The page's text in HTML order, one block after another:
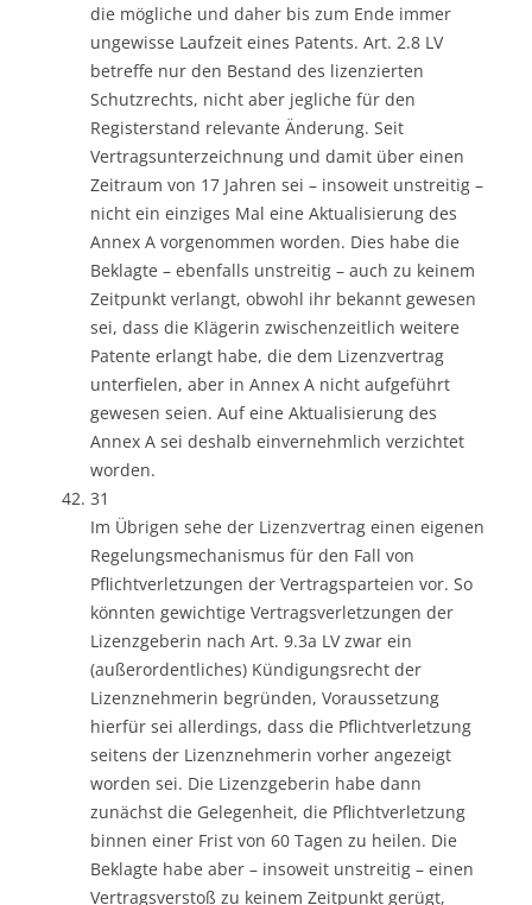
die mögliche und daher bis zum Ende immer
ungewisse Laufzeit eines Patents. Art. 2.8 LV
betreffe nur den Bestand des lizenzierten
Schutzrechts, nicht aber jegliche für den
Registerstand relevante Änderung. Seit
Vertragsunterzeichnung und damit über einen
Zeitraum von 17 Jahren sei – insoweit unstreitig –
nicht ein einziges Mal eine Aktualisierung des
Annex A vorgenommen worden. Dies habe die
Beklagte – ebenfalls unstreitig – auch zu keinem
Zeitpunkt verlangt, obwohl ihr bekannt gewesen
sei, dass die Klägerin zwischenzeitlich weitere
Patente erlangt habe, die dem Lizenzvertrag
unterfielen, aber in Annex A nicht aufgeführt
gewesen seien. Auf eine Aktualisierung des
Annex A sei deshalb einvernehmlich verzichtet
worden.
31
Im Übrigen sehe der Lizenzvertrag einen eigenen
Regelungsmechanismus für den Fall von
Pflichtverletzungen der Vertragsparteien vor. So
könnten gewichtige Vertragsverletzungen der
Lizenzgeberin nach Art. 9.3a LV zwar ein
(außerordentliches) Kündigungsrecht der
Lizenznehmerin begründen, Voraussetzung
hierfür sei allerdings, dass die Pflichtverletzung
seitens der Lizenznehmerin vorher angezeigt
worden sei. Die Lizenzgeberin habe dann
zunächst die Gelegenheit, die Pflichtverletzung
binnen einer Frist von 60 Tagen zu heilen. Die
Beklagte habe aber – insoweit unstreitig – einen
Vertragsverstoß zu keinem Zeitpunkt gerügt,